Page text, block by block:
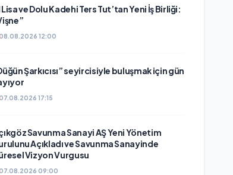
Lisa ve Dolu Kadehi Ters Tut’tan Yeni İş Birliği:
12:00
Şarkıcısı” seyircisiyle buluşmak için gün
17:15
Savunma Sanayi AŞ Yeni Yönetim
Açıkladı ve Savunma Sanayinde
Vizyon Vurgusu
09:00